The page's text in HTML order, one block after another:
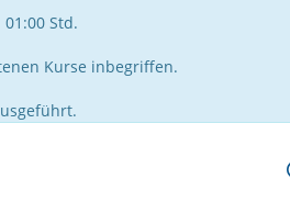
01:00 Std.
Kurse inbegriffen.